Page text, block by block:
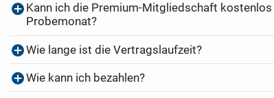
Kann ich die Premium-Mitgliedschaft
Probemonat?
Wie lange ist die Vertragslaufzeit?
Wie kann ich bezahlen?